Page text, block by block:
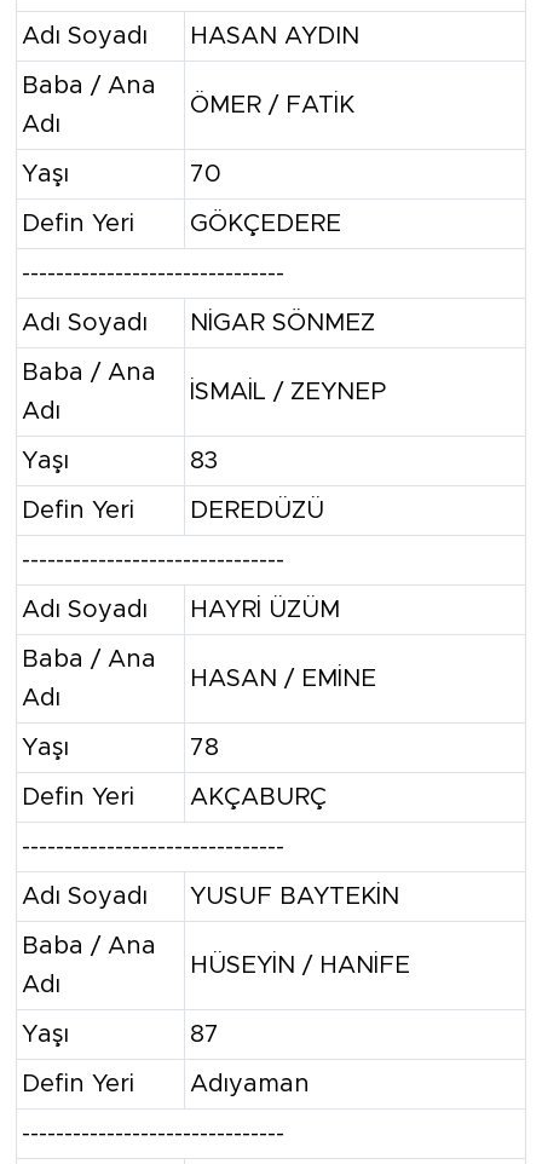
Adı Soyadı HASAN AYDIN
Baba / Ana
Adı
ÖMER / FATİK
Yaşı 70
Defin Yeri GÖKÇEDERE
-------------------------------
Adı Soyadı NİGAR SÖNMEZ
Baba / Ana
Adı
İSMAİL / ZEYNEP
Yaşı 83
Defin Yeri DEREDÜZÜ
-------------------------------
Adı Soyadı HAYRİ ÜZÜM
Baba / Ana
Adı
HASAN / EMİNE
Yaşı 78
Defin Yeri AKÇABURÇ
-------------------------------
Adı Soyadı YUSUF BAYTEKİN
Baba / Ana
Adı
HÜSEYİN / HANİFE
Yaşı 87
Defin Yeri Adıyaman
-------------------------------